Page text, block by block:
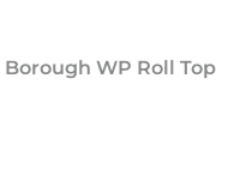
WP Roll Top